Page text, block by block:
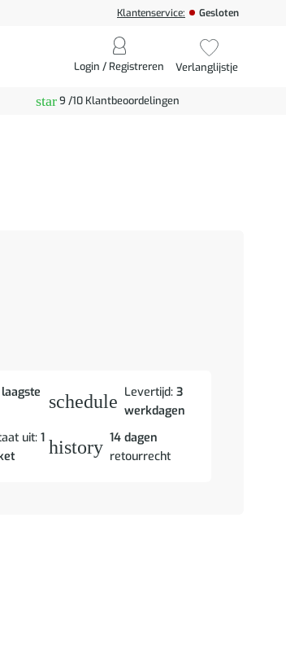
Klantenservice: Gesloten
Login / Registreren Verlanglijstje
star9 /10 Klantbeoordelingen
laagste
schedule Levertijd:3
werkdagen
uit: 1 history 14 dagen
retourrecht